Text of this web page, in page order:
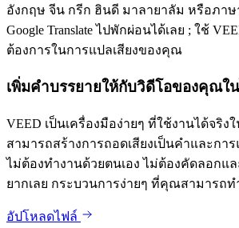
อังกฤษ จีน กรีก ฮินดี มาลายาลัม หรือภา
Google Translate ไปพักผ่อนได้เลย ; ใช้
ต้องการในการแปลเสียงของคุณ
เพิ่มคำบรรยายให้กับวิดีโอของคุณใ
VEED เป็นเครื่องมือง่ายๆ ที่ใช้งานได้จริง
สามารถสร้างการถอดเสียงเป็นคำและกา
ไม่ต้องทำงานด้วยตนเอง ไม่ต้องคัดลอกแล
ยากเลย กระบวนการง่ายๆ ที่คุณสามารถ
อัปโหลดไฟล์